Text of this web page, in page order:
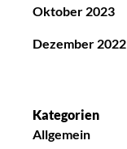
Oktober 2023
Dezember 2022
Kategorien
Allgemein